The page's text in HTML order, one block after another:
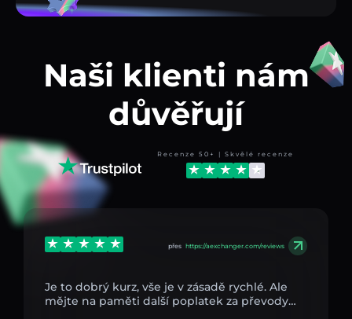
Naši klienti nám
důvěřují
Recenze 50+ | Skvělé recenze
přes https://aexchanger.com/reviews
Je to dobrý kurz, vše je v zásadě rychlé. Ale
mějte na paměti další poplatek za převody…